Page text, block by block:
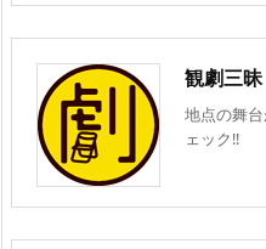
観劇三昧
地点の舞
ェック!!